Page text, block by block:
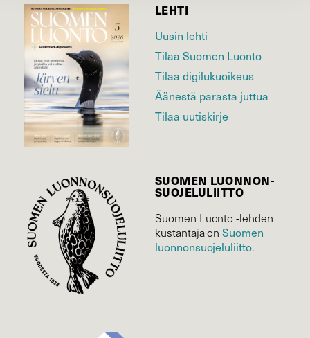
LEHTI
Uusin lehti
Tilaa Suomen Luonto
Tilaa digilukuoikeus
Äänestä parasta juttua
Tilaa uutiskirje
SUOMEN LUONNON­
SUOJELU­LIITTO
Suomen Luonto -lehden
kustantaja onSuomen
luonnonsuojelu­liitto.